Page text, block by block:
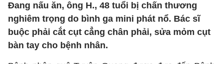
Đang nấu ăn, ông H., 48 tuổi bị chấn thương
nghiêm trọng do bình ga mini phát nổ. Bác sĩ
buộc phải cắt cụt cẳng chân phải, sửa mỏm cụt
bàn tay cho bệnh nhân.